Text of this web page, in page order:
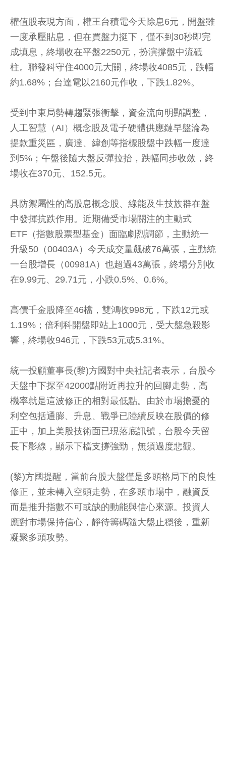
權值股表現方面，權王台積電今天除息6元，開盤雖
一度承壓貼息，但在買盤力挺下，僅不到30秒即完
成填息，終場收在平盤2250元，扮演撐盤中流砥
柱。聯發科守住4000元大關，終場收4085元，跌幅
約1.68%；台達電以2160元作收，下跌1.82%。
受到中東局勢轉趨緊張衝擊，資金流向明顯調整，
人工智慧（AI）概念股及電子硬體供應鏈早盤淪為
提款重災區，廣達、緯創等指標股盤中跌幅一度達
到5%；午盤後隨大盤反彈拉抬，跌幅同步收斂，終
場收在370元、152.5元。
具防禦屬性的高股息概念股、綠能及生技族群在盤
中發揮抗跌作用。近期備受市場關注的主動式
ETF（指數股票型基金）面臨劇烈調節，主動統一
升級50（00403A）今天成交量飆破76萬張，主動統
一台股增長（00981A）也超過43萬張，終場分別收
在9.99元、29.71元，小跌0.5%、0.6%。
高價千金股降至46檔，雙鴻收998元，下跌12元或
1.19%；倍利科開盤即站上1000元，受大盤急殺影
響，終場收946元，下跌53元或5.31%。
統一投顧董事長(黎)方國對中央社記者表示，台股今
天盤中下探至42000點附近再拉升的回腳走勢，高
機率就是這波修正的相對最低點。由於市場擔憂的
利空包括通膨、升息、戰爭已陸續反映在股價的修
正中，加上美股技術面已現落底訊號，台股今天留
長下影線，顯示下檔支撐強勁，無須過度悲觀。
(黎)方國提醒，當前台股大盤僅是多頭格局下的良性
修正，並未轉入空頭走勢，在多頭市場中，融資反
而是推升指數不可或缺的動能與信心來源。投資人
應對市場保持信心，靜待籌碼隨大盤止穩後，重新
凝聚多頭攻勢。